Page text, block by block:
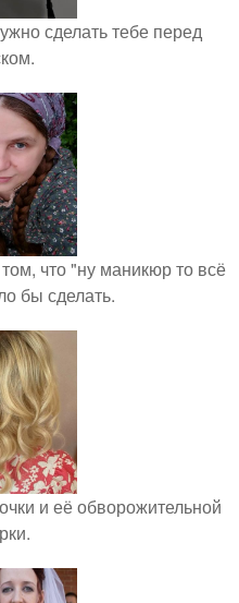
сделать тебе перед
что "ну маникюр то всё
бы сделать.
и её обворожительной